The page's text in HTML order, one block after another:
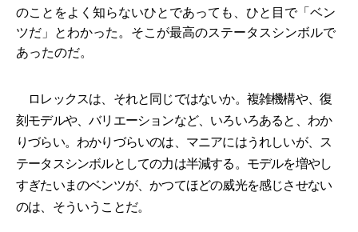
のことをよく知らないひとであっても、ひと目で「ベン
ツだ」とわかった。そこが最高のステータスシンボルで
あったのだ。
ロレックスは、それと同じではないか。複雑機構や、復
刻モデルや、バリエーションなど、いろいろあると、わか
りづらい。わかりづらいのは、マニアにはうれしいが、ス
テータスシンボルとしての力は半減する。モデルを増やし
すぎたいまのベンツが、かつてほどの威光を感じさせない
のは、そういうことだ。